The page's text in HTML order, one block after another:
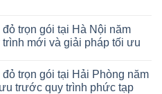
trọn gói tại Hà Nội năm
trình mới và giải pháp tối ưu
trọn gói tại Hải Phòng năm
trước quy trình phức tạp